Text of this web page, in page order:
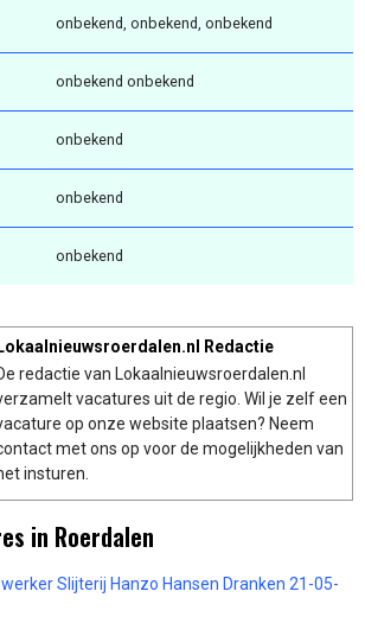
onbekend, onbekend, onbekend
onbekend onbekend
onbekend
onbekend
onbekend
Redactie
redactie van Lokaalnieuwsroerdalen.nl
vacatures uit de regio. Wil je zelf een
op onze website plaatsen? Neem
met ons op voor de mogelijkheden van
insturen.
in Roerdalen
Slijterij Hanzo Hansen Dranken 21-05-